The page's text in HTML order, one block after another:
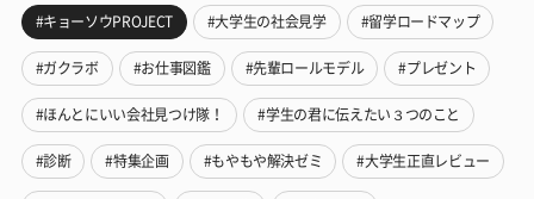
#キョーソウPROJECT #大学生の社会見学 #留学ロードマップ
#ガクラボ #お仕事図鑑 #先輩ロールモデル #プレゼント
#ほんとにいい会社見つけ隊！ #学生の君に伝えたい３つのこと
#診断 #特集企画 #もやもや解決ゼミ #大学生正直レビュー